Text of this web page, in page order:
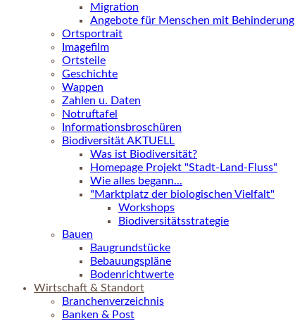
Migration
Angebote für Menschen mit Behinderung
Ortsportrait
Imagefilm
Ortsteile
Geschichte
Wappen
Zahlen u. Daten
Notruftafel
Informationsbroschüren
Biodiversität AKTUELL
Was ist Biodiversität?
Homepage Projekt "Stadt-Land-Fluss"
Wie alles begann...
"Marktplatz der biologischen Vielfalt"
Workshops
Biodiversitätsstrategie
Bauen
Baugrundstücke
Bebauungspläne
Bodenrichtwerte
Wirtschaft & Standort
Branchenverzeichnis
Banken & Post